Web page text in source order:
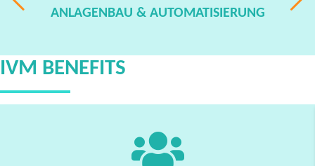
ANLAGENBAU & AUTOMATISIERUNG
IVM BENEFITS